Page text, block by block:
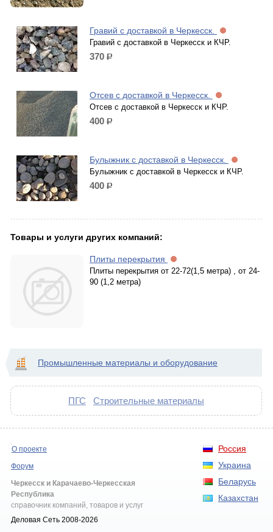
Гравий с доставкой в Черкесск.
Гравий с доставкой в Черкесск и КЧР.
370 р.
Отсев с доставкой в Черкесск.
Отсев с доставкой в Черкесск и КЧР.
400 р.
Булыжник с доставкой в Черкесск.
Булыжник с доставкой в Черкесск и КЧР.
400 р.
Товары и услуги других компаний:
Плиты перекрытия
Плиты перекрытия от 22-72(1,5 метра) , от 24-
90 (1,2 метра)
Промышленные материалы и оборудование
ПГС Строительные материалы
Россия
Украина
Беларусь
Казахстан
О проекте
Форум
Черкесск и Карачаево-Черкесская
Республика
справочник компаний, товаров и услуг
Деловая Сеть 2008-2026